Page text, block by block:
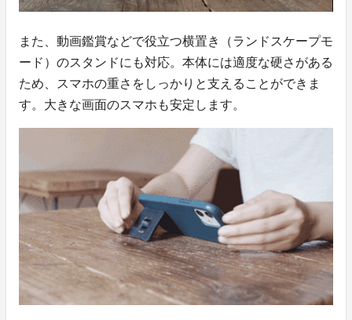
また、動画鑑賞などで役立つ横置き（ランドスケープモ
ード）のスタンドにも対応。本体には適度な硬さがある
ため、スマホの重さをしっかりと支えることができま
す。大きな画面のスマホも安定します。